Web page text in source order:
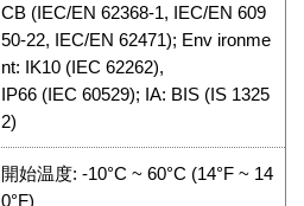
CB (IEC/EN 62368-1, IEC/EN 609
50-22, IEC/EN 62471); Env ironme
nt: IK10 (IEC 62262),
IP66 (IEC 60529); IA: BIS (IS 1325
2)
開始温度: -10°C ~ 60°C (14°F ~ 14
0°F)